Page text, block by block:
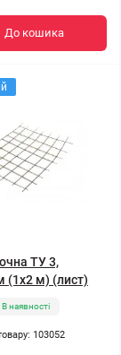
До кошика
ТУ 3,
(1x2 м) (лист)
В наявності
103052